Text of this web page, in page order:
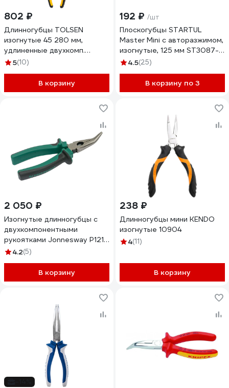
802 ₽
Длинногубцы TOLSEN
изогнутые 45 280 мм,
удлиненные двухкомп.
рукоятки 10291
5(10)
В корзину
192 ₽ /шт
Плоскогубцы STARTUL
Master Mini с авторазжимом,
изогнутые, 125 мм ST3087-
044.5(25)
В корзину по 3
2 050 ₽
Изогнутые длинногубцы с
двухкомпонентными
рукоятками Jonnesway P1216
160 мм 49414
4.2(5)
В корзину
238 ₽
Длинногубцы мини KENDO
изогнутые 10904
4(11)
В корзину